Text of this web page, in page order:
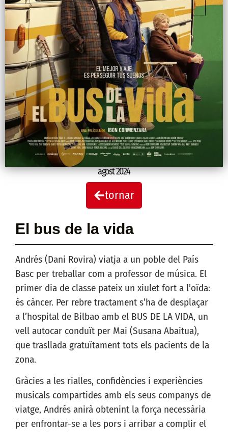
agost 2024
tornar
El bus de la vida
Andrés (Dani Rovira) viatja a un poble del País
Basc per treballar com a professor de música. El
primer dia de classe pateix un xiulet fort a l’oïda:
és càncer. Per rebre tractament s’ha de desplaçar
a l’hospital de Bilbao amb el BUS DE LA VIDA, un
vell autocar conduït per Mai (Susana Abaitua),
que trasllada gratuïtament tots els pacients de la
zona.
Gràcies a les rialles, confidències i experiències
musicals compartides amb els seus companys de
viatge, Andrés anirà obtenint la força necessària
per enfrontar-se a les pors i arribar a complir el